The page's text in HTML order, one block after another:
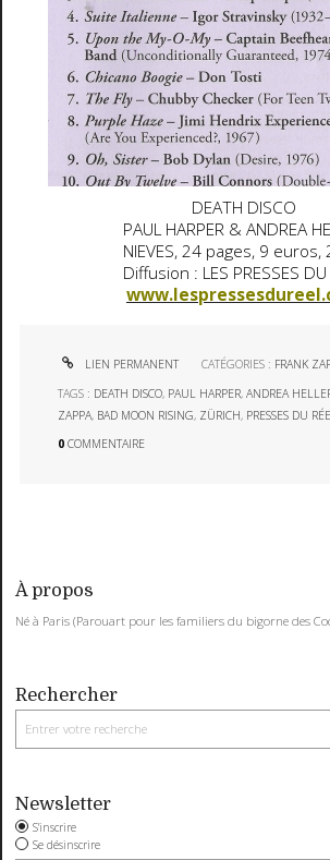
DEATH DISCO
PAUL HARPER & ANDREA
NIEVES, 24 pages, 9 euros,
Diffusion : LES PRESSES DU
LIEN PERMANENT CATÉGORIES : FRANK
TAGS : DEATH DISCO, PAUL HARPER,ANDREA
ZAPPA, BAD MOON RISING, ZÜRICH, PRESSES DU
0 COMMENTAIRE
À propos
Né à Paris (Parouart pour les familiers du bigorne des
Rechercher
Newsletter
S'inscrire
Se désinscrire